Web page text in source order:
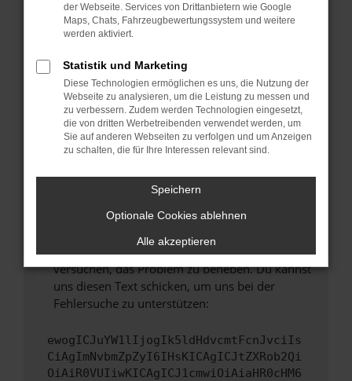
Fenster?
Starte dein Gerät neu.
Probleme zu beheben.
Stelle sicher, dass dein Browser und dein
Betriebssystem auf dem neuesten Stand
sind.
Veraltete Software birgt nicht nur ein
Sicherheitsrisiko, sondern kann auch dazu
führen, dass bestimmte Funktionen nicht mehr
unterstützt werden.
Wende dich an den Webseitenbetreiber.
Wenn du alle oben genannten Schritte versucht
hast, kontaktiere uns bitte. Wir werden
versuchen, das Problem zu beheben. Du kannst
uns diesen Text schicken, um uns bei der
Fehlersuche zu unterstützen:
ewogICJuYW1lIjogIk5ldHdvcmtFcnJvciIs
CiAgImNvbmZpZyI6IHsKICAgICJtZXRob2Qi
OiAiR0VUIiwKICAgICJ1cmwiOiAiaHR0cHM6
der Webseite. Services von Drittanbietern wie Google
Maps, Chats, Fahrzeugbewertungssystem und weitere
werden aktiviert.
Statistik und Marketing
Diese Technologien ermöglichen es uns, die Nutzung der
Webseite zu analysieren, um die Leistung zu messen und
zu verbessern. Zudem werden Technologien eingesetzt,
die von dritten Werbetreibenden verwendet werden, um
Sie auf anderen Webseiten zu verfolgen und um Anzeigen
zu schalten, die für Ihre Interessen relevant sind.
Speichern
Optionale Cookies ablehnen
Alle akzeptieren